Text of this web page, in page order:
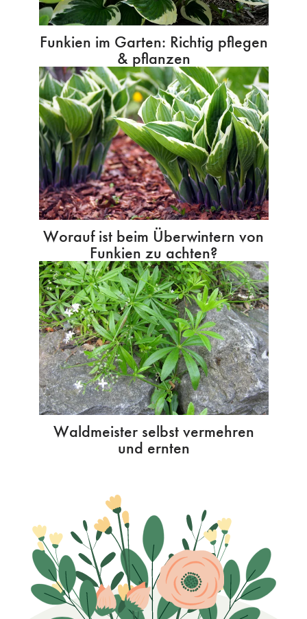
Funkien im Garten: Richtig pflegen
& pflanzen
Worauf ist beim Überwintern von
Funkien zu achten?
Waldmeister selbst vermehren
und ernten